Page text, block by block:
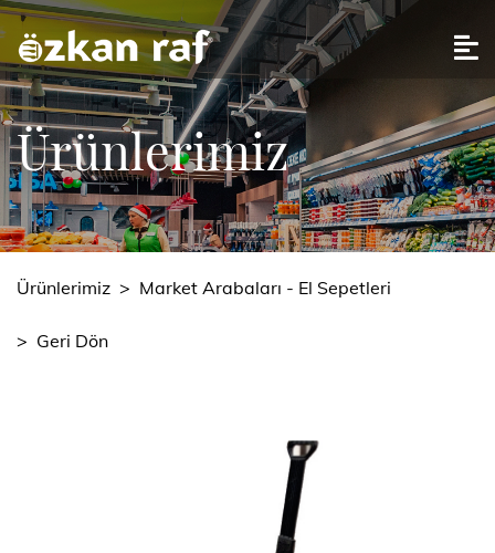
Ürünlerimiz
Ürünlerimiz > Market Arabaları - El Sepetleri
> Geri Dön